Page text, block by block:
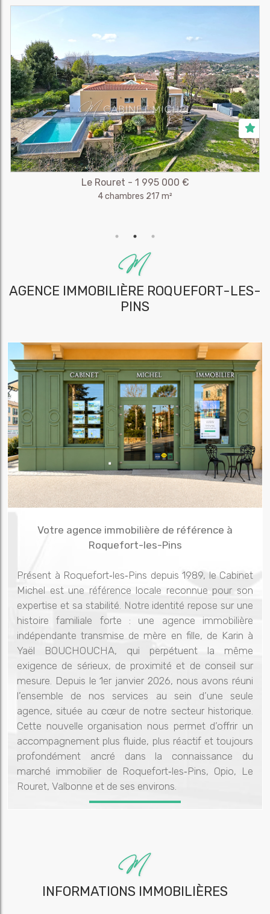
Le Rouret - 1 995 000 €
4 chambres 217 m²
AGENCE IMMOBILIÈRE ROQUEFORT-LES-
PINS
Votre agence immobilière de référence à
Roquefort-les-Pins
Présent à Roquefort‑les‑Pins depuis 1989, le Cabinet
Michel est une référence locale reconnue pour son
expertise et sa stabilité. Notre identité repose sur une
histoire familiale forte : une agence immobilière
indépendante transmise de mère en fille, de Karin à
Yaël BOUCHOUCHA, qui perpétuent la même
exigence de sérieux, de proximité et de conseil sur
mesure. Depuis le 1er janvier 2026, nous avons réuni
l’ensemble de nos services au sein d’une seule
agence, située au cœur de notre secteur historique.
Cette nouvelle organisation nous permet d’offrir un
accompagnement plus fluide, plus réactif et toujours
profondément ancré dans la connaissance du
marché immobilier de Roquefort‑les‑Pins, Opio, Le
Rouret, Valbonne et de ses environs.
INFORMATIONS IMMOBILIÈRES